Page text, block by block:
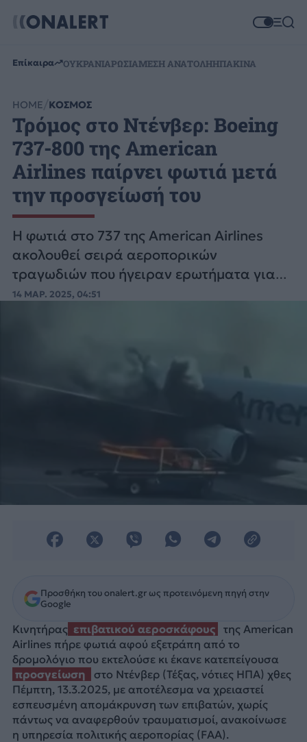
Επίκαιρα ΟΥΚΡΑΝΙΑΡΩΣΙΑΜΕΣΗ ΑΝΑΤΟΛΗΗΠΑΚΙΝΑ
HOME ΚΟΣΜΟΣ
Τρόμος στο Ντένβερ: Boeing
737-800 της American
Airlines παίρνει φωτιά μετά
την προσγείωσή του
Η φωτιά στο 737 της American Airlines
ακολουθεί σειρά αεροπορικών
τραγωδιών που ήγειραν ερωτήματα για
την ασφάλεια των αερομεταφορών στις
14 ΜΑΡ. 2025, 04:51
Προσθήκη του onalert.gr ως προτεινόμενη πηγή στην
Google
Κινητήρας επιβατικού αεροσκάφους
της American
Airlines πήρε φωτιά αφού εξετράπη από το
δρομολόγιο που εκτελούσε κι έκανε κατεπείγουσα
προσγείωση
στο Ντένβερ (Τέξας, νότιες ΗΠΑ) χθες
Πέμπτη, 13.3.2025, με αποτέλεσμα να χρειαστεί
εσπευσμένη απομάκρυνση των επιβατών, χωρίς
πάντως να αναφερθούν τραυματισμοί, ανακοίνωσε
η υπηρεσία πολιτικής αεροπορίας (FAA).